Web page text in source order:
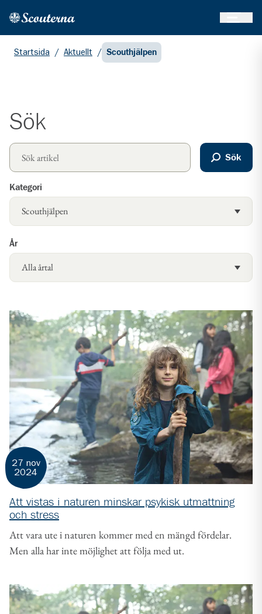
Hem
Startsida / Aktuellt / Scouthjälpen
Sök
Sök
Kategori
År
27 nov
2024
Att vistas i naturen minskar psykisk utmattning
och stress
Att vara ute i naturen kommer med en mängd fördelar.
Men alla har inte möjlighet att följa med ut.